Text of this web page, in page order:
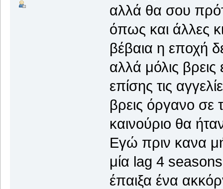
αλλά θα σου
όπως και άλλες
βέβαια η εποχή
αλλά μόλις
επίσης τις
βρεις όργανο σε
καινούριο θα
Εγώ πριν κανα
μία lag 4
έπαιξα ένα